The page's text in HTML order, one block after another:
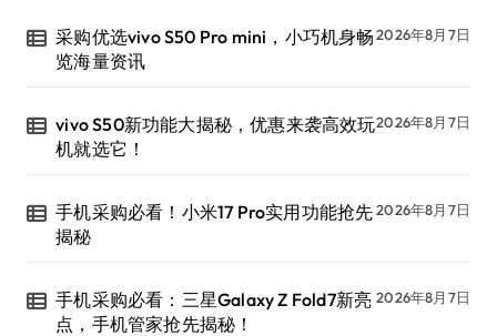
采购优选vivo S50 Pro mini，小巧机身畅
览海量资讯
2026年8月7日
vivo S50新功能大揭秘，优惠来袭高效玩
机就选它！
2026年8月7日
手机采购必看！小米17 Pro实用功能抢先
揭秘
2026年8月7日
手机采购必看：三星Galaxy Z Fold7新亮
点，手机管家抢先揭秘！
2026年8月7日